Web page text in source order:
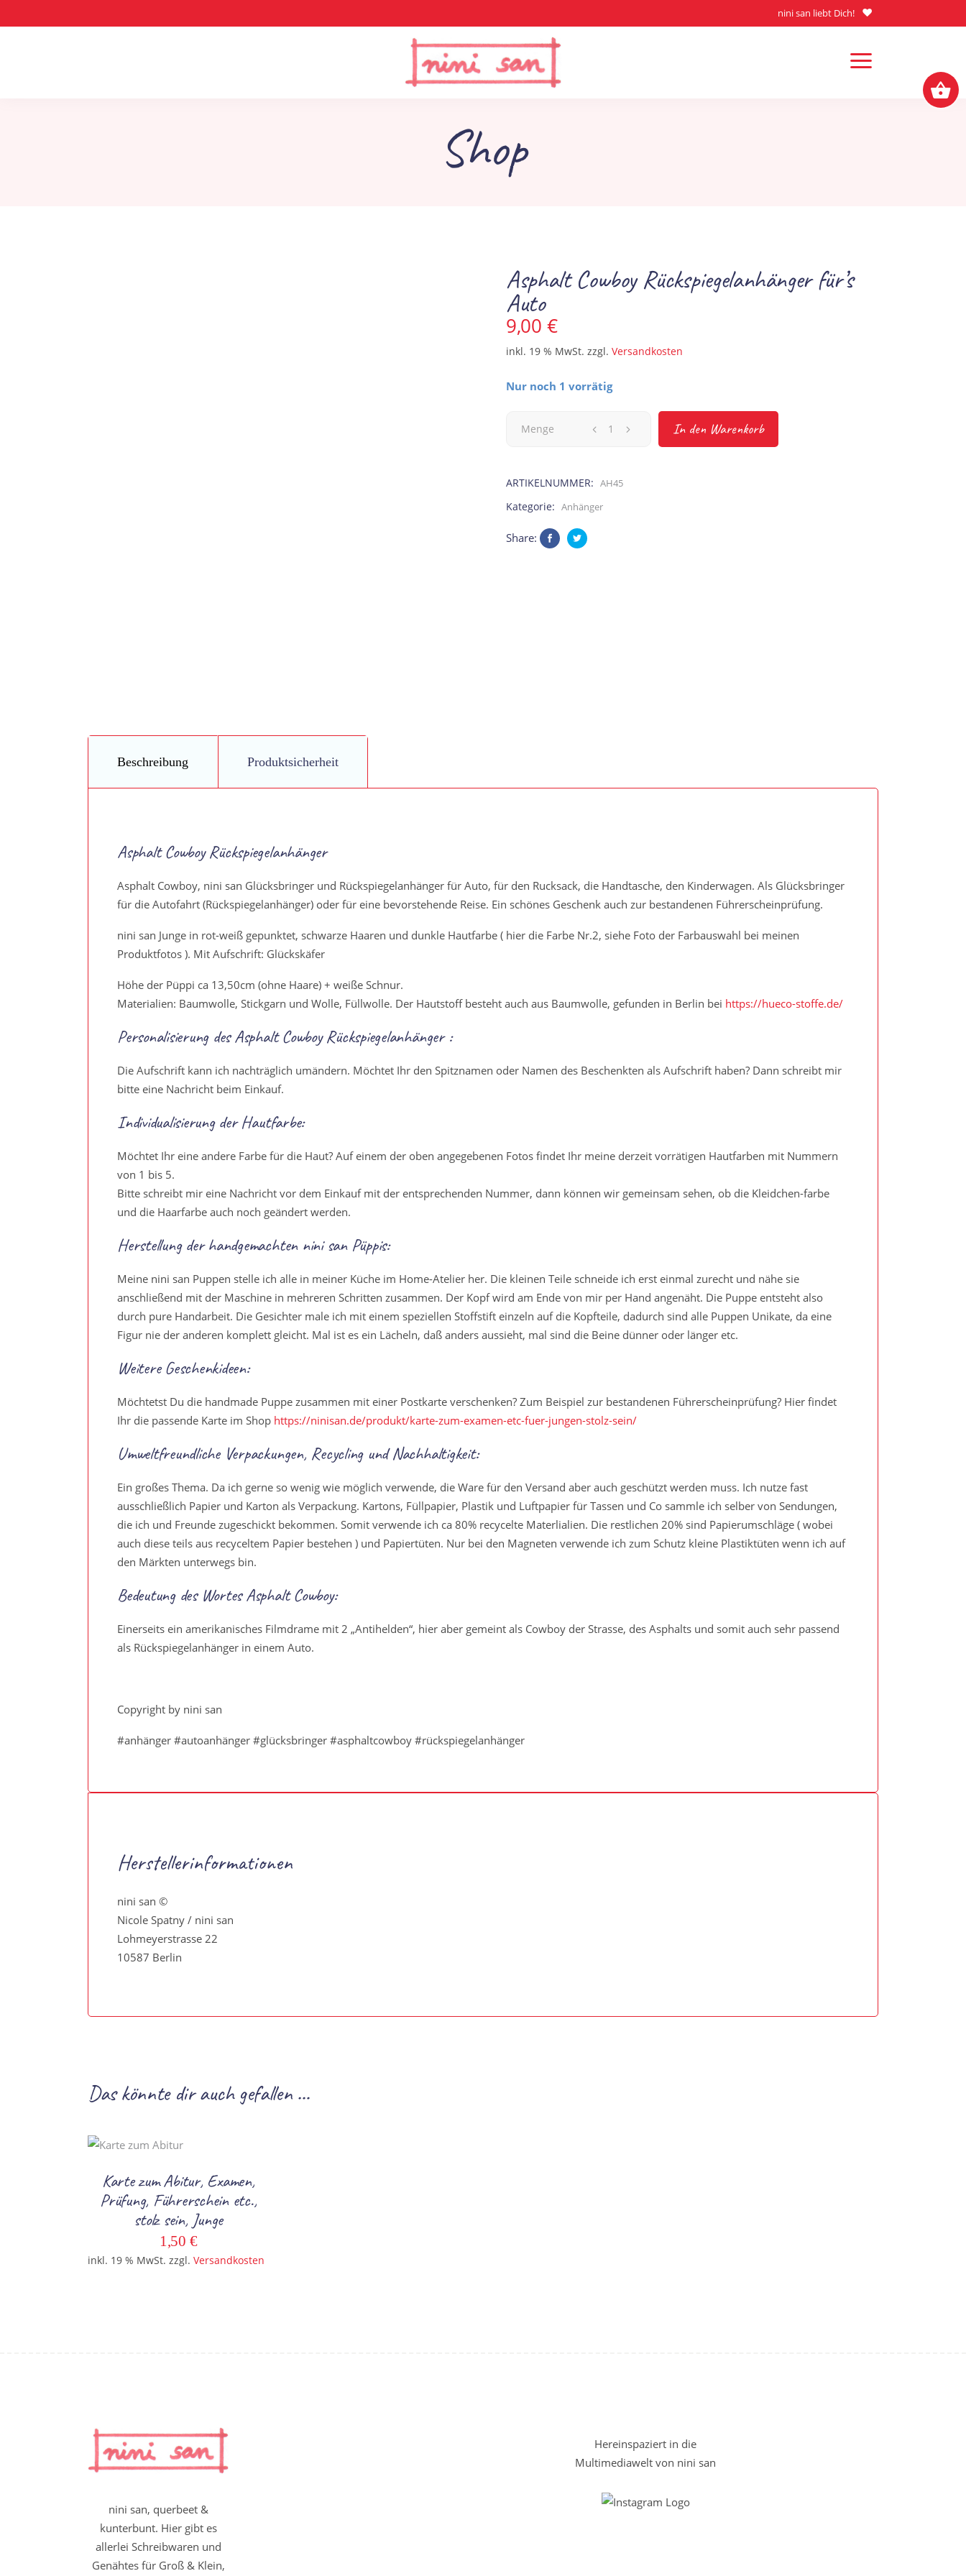
nini san liebt Dich!
Shop
Asphalt Cowboy Rückspiegelanhänger für’s
Auto
9,00 €
inkl. 19 % MwSt. zzgl. Versandkosten
Nur noch 1 vorrätig
Asphalt
Rückspiegelanhänger
Menge In den Warenkorb
ARTIKELNUMMER: AH45
Kategorie: Anhänger
Share:
Beschreibung Produktsicherheit
Asphalt Cowboy Rückspiegelanhänger
Asphalt Cowboy, nini san Glücksbringer und Rückspiegelanhänger für Auto, für den Rucksack, die Handtasche, den Kinderwagen. Als Glücksbringer
für die Autofahrt (Rückspiegelanhänger) oder für eine bevorstehende Reise. Ein schönes Geschenk auch zur bestandenen Führerscheinprüfung.
nini san Junge in rot-weiß gepunktet, schwarze Haaren und dunkle Hautfarbe ( hier die Farbe Nr.2, siehe Foto der Farbauswahl bei meinen
Produktfotos ). Mit Aufschrift: Glückskäfer
Höhe der Püppi ca 13,50cm (ohne Haare) + weiße Schnur.
Materialien: Baumwolle, Stickgarn und Wolle, Füllwolle. Der Hautstoff besteht auch aus Baumwolle, gefunden in Berlin bei https://hueco-stoffe.de/
Personalisierung des Asphalt Cowboy Rückspiegelanhänger :
Die Aufschrift kann ich nachträglich umändern. Möchtet Ihr den Spitznamen oder Namen des Beschenkten als Aufschrift haben? Dann schreibt mir
bitte eine Nachricht beim Einkauf.
Individualisierung der Hautfarbe:
Möchtet Ihr eine andere Farbe für die Haut? Auf einem der oben angegebenen Fotos findet Ihr meine derzeit vorrätigen Hautfarben mit Nummern
von 1 bis 5.
Bitte schreibt mir eine Nachricht vor dem Einkauf mit der entsprechenden Nummer, dann können wir gemeinsam sehen, ob die Kleidchen-farbe
und die Haarfarbe auch noch geändert werden.
Herstellung der handgemachten nini san Püppis:
Meine nini san Puppen stelle ich alle in meiner Küche im Home-Atelier her. Die kleinen Teile schneide ich erst einmal zurecht und nähe sie
anschließend mit der Maschine in mehreren Schritten zusammen. Der Kopf wird am Ende von mir per Hand angenäht. Die Puppe entsteht also
durch pure Handarbeit. Die Gesichter male ich mit einem speziellen Stoffstift einzeln auf die Kopfteile, dadurch sind alle Puppen Unikate, da eine
Figur nie der anderen komplett gleicht. Mal ist es ein Lächeln, daß anders aussieht, mal sind die Beine dünner oder länger etc.
Weitere Geschenkideen:
Möchtetst Du die handmade Puppe zusammen mit einer Postkarte verschenken? Zum Beispiel zur bestandenen Führerscheinprüfung? Hier findet
Ihr die passende Karte im Shop https://ninisan.de/produkt/karte-zum-examen-etc-fuer-jungen-stolz-sein/
Umweltfreundliche Verpackungen, Recycling und Nachhaltigkeit:
Ein großes Thema. Da ich gerne so wenig wie möglich verwende, die Ware für den Versand aber auch geschützt werden muss. Ich nutze fast
ausschließlich Papier und Karton als Verpackung. Kartons, Füllpapier, Plastik und Luftpapier für Tassen und Co sammle ich selber von Sendungen,
die ich und Freunde zugeschickt bekommen. Somit verwende ich ca 80% recycelte Materlialien. Die restlichen 20% sind Papierumschläge ( wobei
auch diese teils aus recyceltem Papier bestehen ) und Papiertüten. Nur bei den Magneten verwende ich zum Schutz kleine Plastiktüten wenn ich auf
den Märkten unterwegs bin.
Bedeutung des Wortes Asphalt Cowboy:
Einerseits ein amerikanisches Filmdrame mit 2 „Antihelden“, hier aber gemeint als Cowboy der Strasse, des Asphalts und somit auch sehr passend
als Rückspiegelanhänger in einem Auto.
Copyright by nini san
#anhänger #autoanhänger #glücksbringer #asphaltcowboy #rückspiegelanhänger
Herstellerinformationen
nini san ©
Nicole Spatny / nini san
Lohmeyerstrasse 22
10587 Berlin
Das könnte dir auch gefallen …
Karte zum Abitur, Examen,
Prüfung, Führerschein etc.,
stolz sein, Junge
1,50 €
inkl. 19 % MwSt. zzgl. Versandkosten
nini san, querbeet &
kunterbunt. Hier gibt es
allerlei Schreibwaren und
Genähtes für Groß & Klein,
Hereinspaziert in die
Multimediawelt von nini san